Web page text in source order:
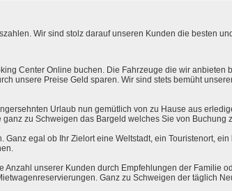
Wir sind stolz darauf unseren Kunden die besten
Center Online buchen. Die Fahrzeuge die wir
unsere Preise Geld sparen. Wir sind stets bemüht
Urlaub nun gemütlich von zu Hause aus
zu Schweigen das Bargeld welches Sie von Buchung
egal ob Ihr Zielort eine Weltstadt, ein Touristenort,
Anzahl unserer Kunden durch Empfehlungen der Familie
Ganz zu Schweigen der täglich